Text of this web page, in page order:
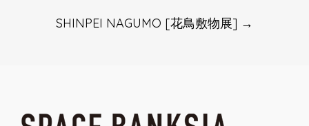
PostSHINPEI NAGUMO [花鳥敷物展] →